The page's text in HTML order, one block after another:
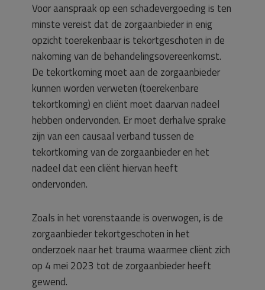
Voor aanspraak op een schadevergoeding is ten
minste vereist dat de zorgaanbieder in enig
opzicht toerekenbaar is tekortgeschoten in de
nakoming van de behandelingsovereenkomst.
De tekortkoming moet aan de zorgaanbieder
kunnen worden verweten (toerekenbare
tekortkoming) en cliënt moet daarvan nadeel
hebben ondervonden. Er moet derhalve sprake
zijn van een causaal verband tussen de
tekortkoming van de zorgaanbieder en het
nadeel dat een cliënt hiervan heeft
ondervonden.
Zoals in het vorenstaande is overwogen, is de
zorgaanbieder tekortgeschoten in het
onderzoek naar het trauma waarmee cliënt zich
op 4 mei 2023 tot de zorgaanbieder heeft
gewend.